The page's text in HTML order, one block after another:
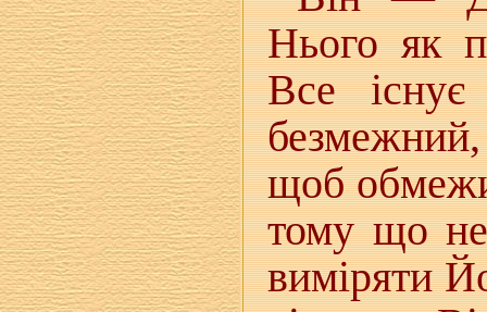
Нього як
Все
щоб
тому що
виміряти